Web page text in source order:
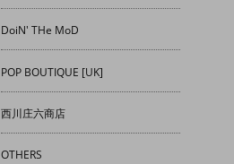
DoiN' THe MoD
POP BOUTIQUE [UK]
西川庄六商店
OTHERS